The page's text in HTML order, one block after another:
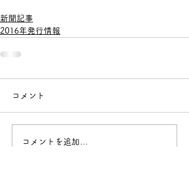
新聞記事
2016年発行情報
コメント
コメントを追加…